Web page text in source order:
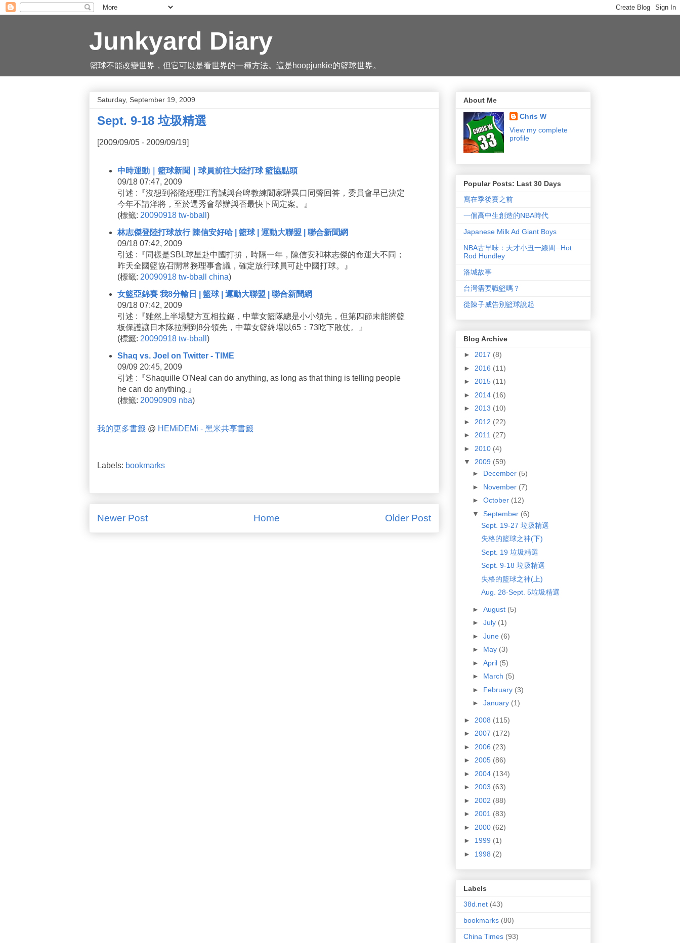
Junkyard Diary
籃球不能改變世界，但它可以是看世界的一種方法。這是hoopjunkie的籃球世界。
Saturday, September 19, 2009
Sept. 9-18 垃圾精選
[2009/09/05 - 2009/09/19]
中時運動｜籃球新聞｜球員前往大陸打球 籃協點頭
09/18 07:47, 2009
引述 :『沒想到裕隆經理江育誠與台啤教練閻家驊異口同聲回答，委員會早已決定
今年不請洋將，至於選秀會舉辦與否最快下周定案。』
(標籤: 20090918 tw-bball )
林志傑登陸打球放行 陳信安好哈 | 籃球 | 運動大聯盟 | 聯合新聞網
09/18 07:42, 2009
引述 :『同樣是SBL球星赴中國打拚，時隔一年，陳信安和林志傑的命運大不同；
昨天全國籃協召開常務理事會議，確定放行球員可赴中國打球。』
(標籤: 20090918 tw-bball china)
女籃亞錦賽 我8分輸日 | 籃球 | 運動大聯盟 | 聯合新聞網
09/18 07:42, 2009
引述 :『雖然上半場雙方互相拉鋸，中華女籃隊總是小小領先，但第四節未能將籃
板保護讓日本隊拉開到8分領先，中華女籃終場以65：73吃下敗仗。』
(標籤: 20090918 tw-bball )
Shaq vs. Joel on Twitter - TIME
09/09 20:45, 2009
引述 :『Shaquille O'Neal can do anything, as long as that thing is telling people
he can do anything.』
(標籤: 20090909 nba)
我的更多書籤 @ HEMiDEMi - 黑米共享書籤
Labels: bookmarks
Newer Post Older Post
Home
About Me
Chris W
View my complete
profile
Popular Posts: Last 30 Days
寫在季後賽之前
一個高中生創造的NBA時代
Japanese Milk Ad Giant Boys
NBA古早味：天才小丑一線間─Hot
Rod Hundley
洛城故事
台灣需要職籃嗎？
從陳子威告別籃球說起
Blog Archive
► 2017 (8)
► 2016 (11)
► 2015 (11)
► 2014 (16)
► 2013 (10)
► 2012 (22)
► 2011 (27)
► 2010 (4)
▼ 2009 (59)
► December (5)
► November (7)
► October (12)
▼ September (6)
Sept. 19-27 垃圾精選
失格的籃球之神(下)
Sept. 19 垃圾精選
Sept. 9-18 垃圾精選
失格的籃球之神(上)
Aug. 28-Sept. 5垃圾精選
► August (5)
► July (1)
► June (6)
► May (3)
► April (5)
► March (5)
► February (3)
► January (1)
► 2008 (115)
► 2007 (172)
► 2006 (23)
► 2005 (86)
► 2004 (134)
► 2003 (63)
► 2002 (88)
► 2001 (83)
► 2000 (62)
► 1999 (1)
► 1998 (2)
Labels
38d.net (43)
bookmarks (80)
China Times (93)